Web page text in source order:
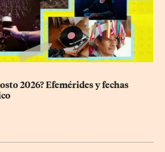
2026? Efemérides y fechas